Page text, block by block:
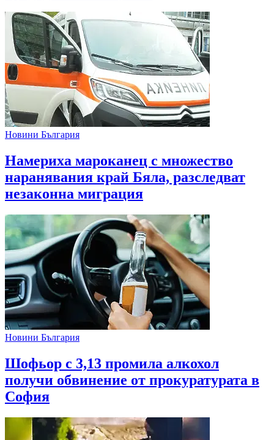
Новини България
Намериха мароканец с множество
наранявания край Бяла, разследват
незаконна миграция
Новини България
Шофьор с 3,13 промила алкохол
получи обвинение от прокуратурата в
София